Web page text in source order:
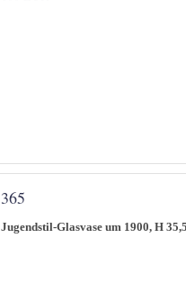
365
Jugendstil-Glasvase um 1900, H